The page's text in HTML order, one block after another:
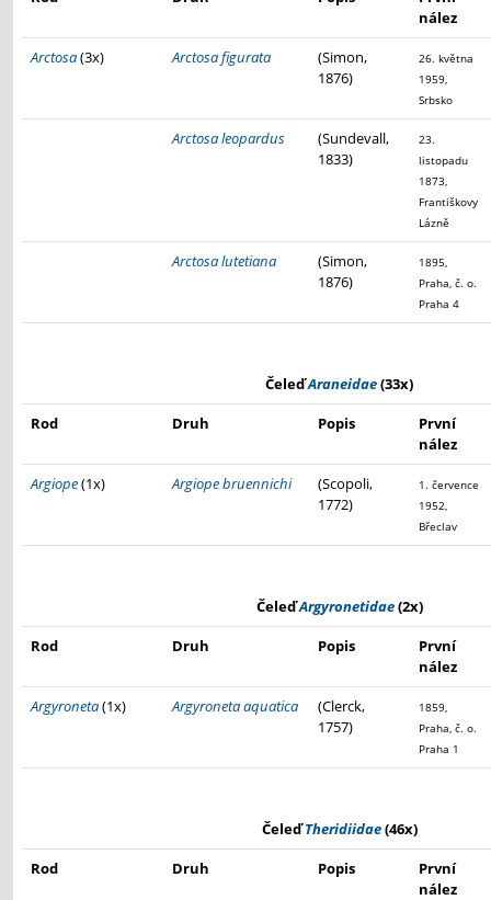
nález
Arctosa(3x) Arctosa figurata
(Simon,
1876)
26. května
1959,
Srbsko
Arctosa leopardus
(Sundevall,
1833)
23.
listopadu
1873,
Františkovy
Lázně
Arctosa lutetiana
(Simon,
1876)
1895,
Praha, č. o.
Praha 4
ČeleďAraneidae(33x)
Rod
Druh Popis
První
nález
Argiope(1x) Argiope bruennichi
(Scopoli,
1772)
1. července
1952,
Břeclav
ČeleďArgyronetidae(2x)
Rod
Druh Popis
První
nález
Argyroneta(1x) Argyroneta aquatica
(Clerck,
1757)
1859,
Praha, č. o.
Praha 1
ČeleďTheridiidae(46x)
Rod
Druh Popis
První
nález